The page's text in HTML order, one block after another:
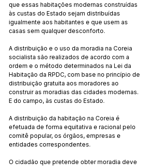
que essas habitações modernas construídas
às custas do Estado sejam distribuídas
igualmente aos habitantes e que usem as
casas sem qualquer desconforto.
A distribuição e o uso da moradia na Coreia
socialista são realizados de acordo com a
ordem e o método determinados na Lei da
Habitação da RPDC, com base no princípio de
distribuição gratuita aos moradores ao
construir as moradias das cidades modernas.
E do campo, às custas do Estado.
A distribuição da habitação na Coreia é
efetuada de forma equitativa e racional pelo
comitê popular, os órgãos, empresas e
entidades correspondentes.
O cidadão que pretende obter moradia deve